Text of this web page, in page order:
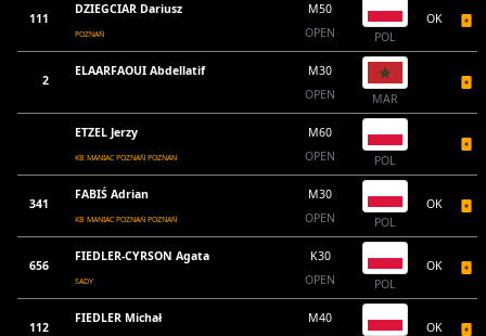
111
DZIEGCIAR Dariusz
POZNAŃ
M50
OPEN
POL
OK
2
ELAARFAOUI Abdellatif
M30
OPEN
MAR
ETZEL Jerzy
KB MANIAC POZNAŃ POZNAN
M60
OPEN
POL
341
FABIŚ Adrian
KB MANIAC POZNAŃ POZNAŃ
M30
OPEN
POL
OK
656
FIEDLER-CYRSON Agata
SADY
K30
OPEN
POL
OK
112
FIEDLER Michał
M40
OK